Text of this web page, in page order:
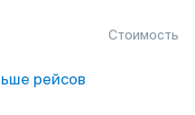
Стоимость
рейсов